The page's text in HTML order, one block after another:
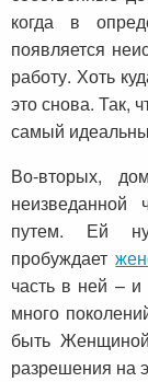
когда в
появляется
работу. Хоть
это снова. Так,
самый
Во-вторых,
путем. Ей
пробуждает
часть в ней –
много
быть
разрешения на